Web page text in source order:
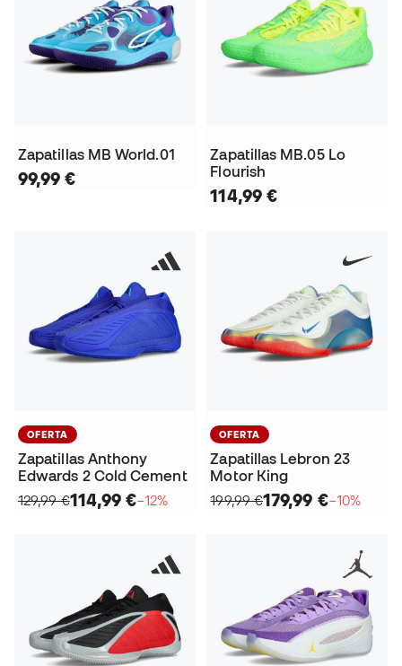
Zapatillas MB World.01
99,99 €
Zapatillas MB.05 Lo
Flourish
114,99 €
OFERTA
Zapatillas Anthony
Edwards 2 Cold Cement
129,99 €114,99 €−12%
OFERTA
Zapatillas Lebron 23
Motor King
199,99 €179,99 €−10%